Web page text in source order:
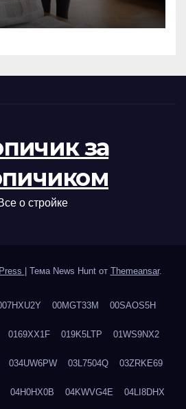
за
о стройке
Тема News Hunt от Themeansar.
00MGT33M 00SAOS5H
0169XX1F 019K5LTP 01WS9NX2
034UW6PW 03L7504Q 03ZRKE69
04H0HX0B 04KWVG4E 04LI8DHX